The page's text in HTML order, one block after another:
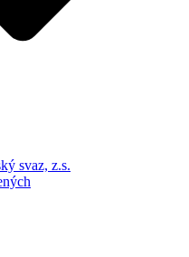
svaz, z.s.